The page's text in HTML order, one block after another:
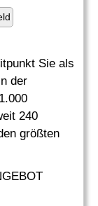
Sie als
der
240
größten